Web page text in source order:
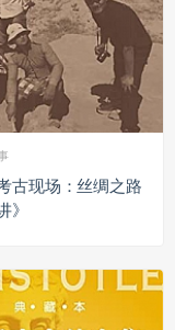
古现场：丝绸之路
》